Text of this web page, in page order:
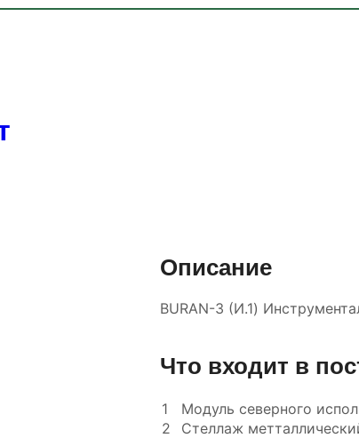
Описание
BURAN-3 (И.1)
Что входит в
1 Модуль северного
2
Стеллаж